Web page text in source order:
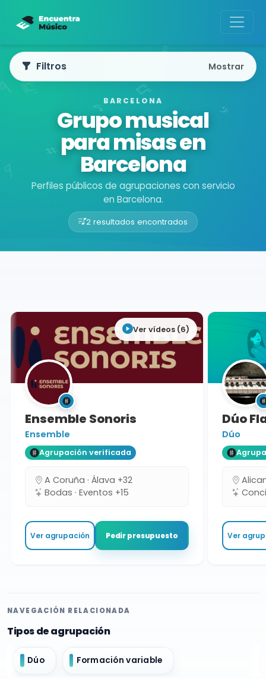
BARCELONA
Grupo musical
para misas en
Barcelona
Perfiles públicos de agrupaciones con servicio
en Barcelona.
2 resultados encontrados
Buscador de músicos
Filtros Mostrar
Ver vídeos (6)
Ensemble Sonoris
Ensemble
Agrupación verificada
A Coruña · Álava +32
Bodas · Eventos +15
Ver agrupación Pedir presupuesto
Dúo
Dúo
Ver
NAVEGACIÓN RELACIONADA
Tipos de agrupación
Dúo Formación variable